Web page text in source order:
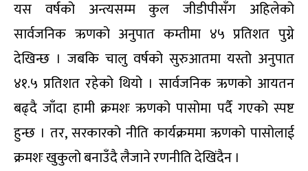
यस वर्षको अन्त्यसम्म कुल जीडीपीसँग अहिलेको
सार्वजनिक ऋणको अनुपात कम्तीमा ४५ प्रतिशत पुग्ने
देखिन्छ । जबकि चालु वर्षको सुरुआतमा यस्तो अनुपात
४१.५ प्रतिशत रहेको थियो । सार्वजनिक ऋणको आयतन
बढ्दै जाँदा हामी क्रमशः ऋणको पासोमा पर्दै गएको स्पष्ट
हुन्छ । तर, सरकारको नीति कार्यक्रममा ऋणको पासोलाई
क्रमशः खुकुलो बनाउँदै लैजाने रणनीति देखिंदैन ।